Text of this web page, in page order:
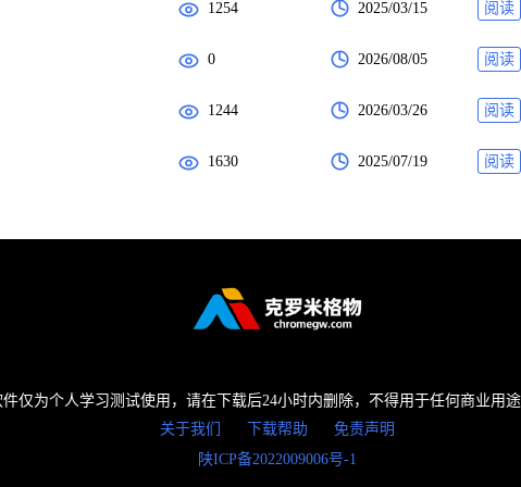
1254 2025/03/15 阅读
0 2026/08/05 阅读
1244 2026/03/26 阅读
1630 2025/07/19 阅读
仅为个人学习测试使用，请在下载后24小时内删除，不得用于任何商业用途
关于我们
下载帮助
免责声明
陕ICP备2022009006号-1